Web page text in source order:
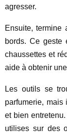
agresser.
Ensuite, termine
bords. Ce
chaussettes et
aide à obtenir
Les outils se
parfumerie,
et bien
utilises sur des